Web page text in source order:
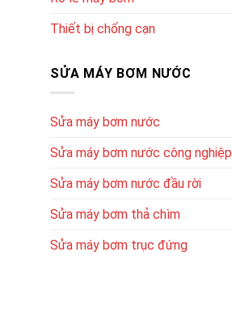
Thiết bị chống cạn
SỬA MÁY BƠM NƯỚC
Sửa máy bơm nước
Sửa máy bơm nước công nghiệp
Sửa máy bơm nước đầu rời
Sửa máy bơm thả chìm
Sửa máy bơm trục đứng